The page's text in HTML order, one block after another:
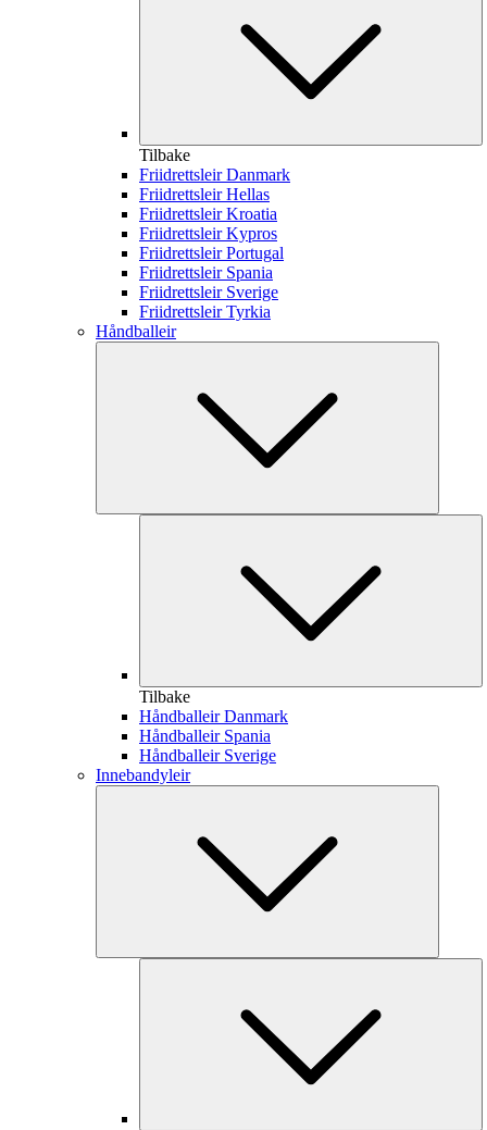
Tilbake
Friidrettsleir Danmark
Friidrettsleir Hellas
Friidrettsleir Kroatia
Friidrettsleir Kypros
Friidrettsleir Portugal
Friidrettsleir Spania
Friidrettsleir Sverige
Friidrettsleir Tyrkia
Håndballeir
Tilbake
Håndballeir Danmark
Håndballeir Spania
Håndballeir Sverige
Innebandyleir